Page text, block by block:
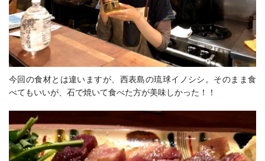
今回の食材とは違いますが、西表島の琉球イノシシ。そのまま食
べてもいいが、石で焼いて食べた方が美味しかった！！